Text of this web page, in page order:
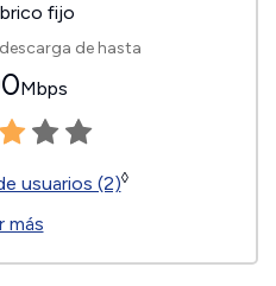
fijo
de hasta
Mbps
usuarios (2)◊
más